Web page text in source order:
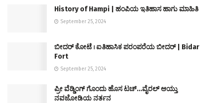
History of Hampi | ಹಂಪಿಯ ಇತಿಹಾಸ ಹಾಗು ಮಾಹಿತಿ
September 25, 2024
ಬೀದರ್ ಕೋಟೆ । ಐತಿಹಾಸಿಕ ಪರಂಪರೆಯ ಬೀದರ್ | Bidar
Fort
September 25, 2024
ಪ್ರೀ ವೆಡ್ಡಿಂಗ್ ಗೊಂದು ಹೊಸ ಟಚ್…ವೈರಲ್ ಆಯ್ತು
ನವಜೋಡಿಯ ನರ್ತನ